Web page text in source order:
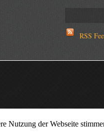
RSS
Nutzung der Webseite